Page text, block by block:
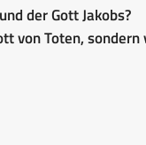
der Gott Jakobs?
von Toten, sondern